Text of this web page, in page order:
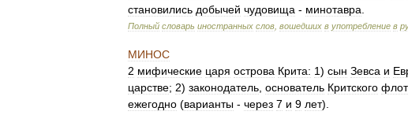
становились добычей чудовища - минотавра
Полный словарь иностранных слов вошедших в употребление в
МИНОС
2 мифические царя острова Крита: 1) сын Зевса и
царстве; 2) законодатель основатель Критского
ежегодно (варианты - через 7 и 9 лет).